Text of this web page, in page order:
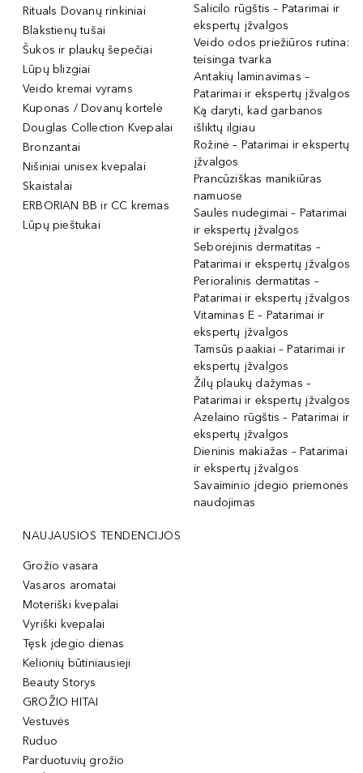
Rituals Dovanų rinkiniai
Blakstienų tušai
Šukos ir plaukų šepečiai
Lūpų blizgiai
Veido kremai vyrams
Kuponas / Dovanų kortelė
Douglas Collection Kvepalai
Bronzantai
Nišiniai unisex kvepalai
Skaistalai
ERBORIAN BB ir CC kremas
Lūpų pieštukai
Salicilo rūgštis – Patarimai ir
ekspertų įžvalgos
Veido odos priežiūros rutina:
teisinga tvarka
Antakių laminavimas –
Patarimai ir ekspertų įžvalgos
Ką daryti, kad garbanos
išliktų ilgiau
Rožinė – Patarimai ir ekspertų
įžvalgos
Prancūziškas manikiūras
namuose
Saulės nudegimai – Patarimai
ir ekspertų įžvalgos
Seborėjinis dermatitas –
Patarimai ir ekspertų įžvalgos
Perioralinis dermatitas –
Patarimai ir ekspertų įžvalgos
Vitaminas E – Patarimai ir
ekspertų įžvalgos
Tamsūs paakiai – Patarimai ir
ekspertų įžvalgos
Žilų plaukų dažymas –
Patarimai ir ekspertų įžvalgos
Azelaino rūgštis – Patarimai ir
ekspertų įžvalgos
Dieninis makiažas – Patarimai
ir ekspertų įžvalgos
Savaiminio įdegio priemonės
naudojimas
NAUJAUSIOS TENDENCIJOS
Grožio vasara
Vasaros aromatai
Moteriški kvepalai
Vyriški kvepalai
Tęsk įdegio dienas
Kelionių būtiniausieji
Beauty Storys
GROŽIO HITAI
Vestuvės
Ruduo
Parduotuvių grožio